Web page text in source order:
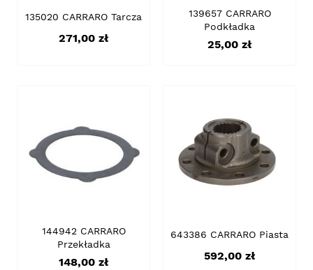
135020 CARRARO Tarcza
Cena
271,00 zł
139657 CARRARO
Podkładka
Cena
25,00 zł
144942 CARRARO
Przekładka
Cena
148,00 zł
643386 CARRARO Piasta
Cena
592,00 zł